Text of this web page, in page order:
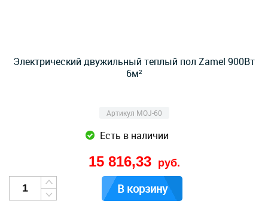
Электрический двужильный теплый пол Zamel 900Вт
6м²
Артикул MOJ-60
Есть в наличии
15 816,33 руб.
В корзину